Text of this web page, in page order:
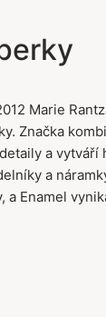
Marie
Značka
a vytváří
a
Enamel